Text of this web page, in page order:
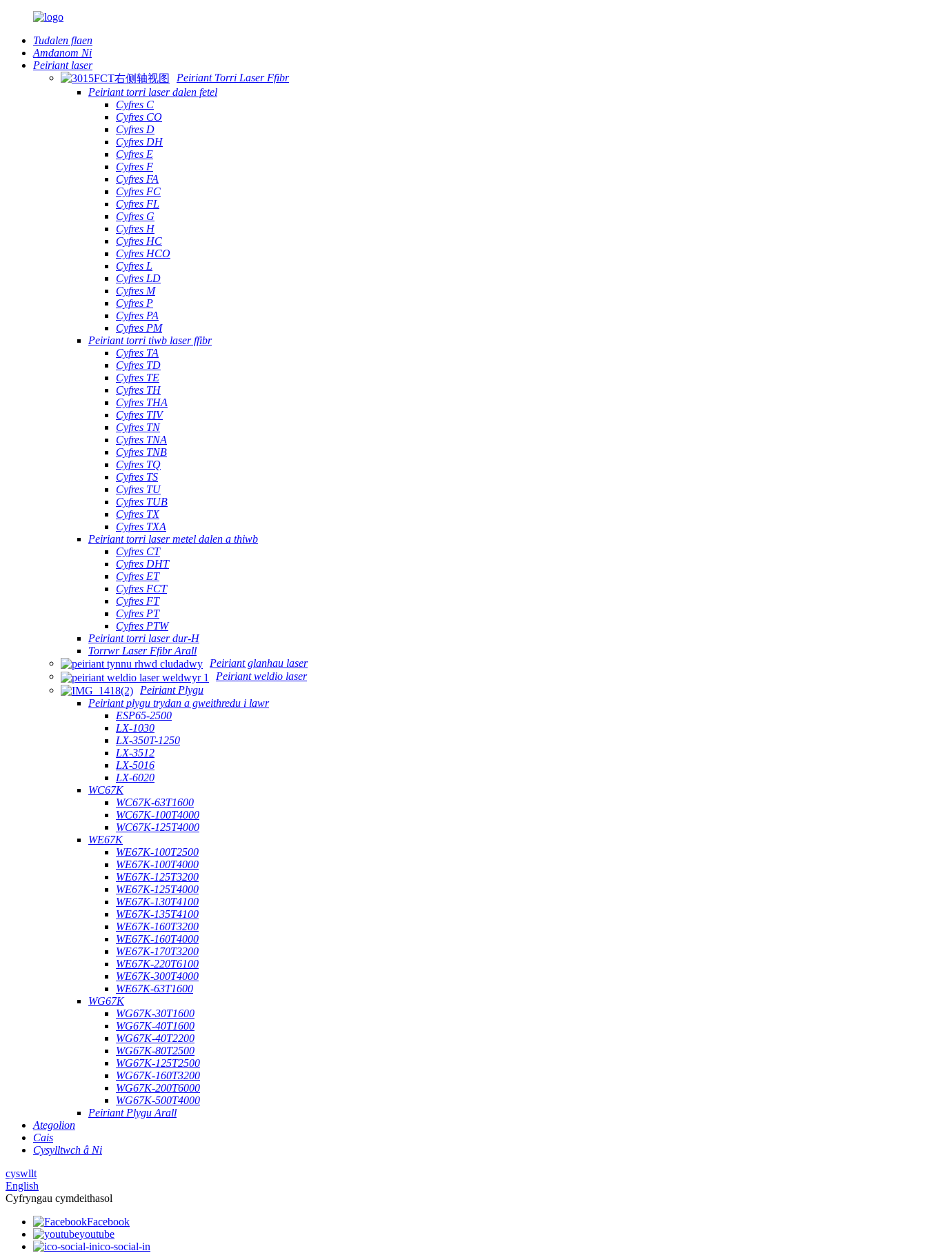
Tudalen flaen
Amdanom Ni
Peiriant laser
Peiriant Torri Laser Ffibr
Peiriant torri laser dalen fetel
Cyfres C
Cyfres CO
Cyfres D
Cyfres DH
Cyfres E
Cyfres F
Cyfres FA
Cyfres FC
Cyfres FL
Cyfres G
Cyfres H
Cyfres HC
Cyfres HCO
Cyfres L
Cyfres LD
Cyfres M
Cyfres P
Cyfres PA
Cyfres PM
Peiriant torri tiwb laser ffibr
Cyfres TA
Cyfres TD
Cyfres TE
Cyfres TH
Cyfres THA
Cyfres TIV
Cyfres TN
Cyfres TNA
Cyfres TNB
Cyfres TQ
Cyfres TS
Cyfres TU
Cyfres TUB
Cyfres TX
Cyfres TXA
Peiriant torri laser metel dalen a thiwb
Cyfres CT
Cyfres DHT
Cyfres ET
Cyfres FCT
Cyfres FT
Cyfres PT
Cyfres PTW
Peiriant torri laser dur-H
Torrwr Laser Ffibr Arall
Peiriant glanhau laser
Peiriant weldio laser
Peiriant Plygu
Peiriant plygu trydan a gweithredu i lawr
ESP65-2500
LX-1030
LX-350T-1250
LX-3512
LX-5016
LX-6020
WC67K
WC67K-63T1600
WC67K-100T4000
WC67K-125T4000
WE67K
WE67K-100T2500
WE67K-100T4000
WE67K-125T3200
WE67K-125T4000
WE67K-130T4100
WE67K-135T4100
WE67K-160T3200
WE67K-160T4000
WE67K-170T3200
WE67K-220T6100
WE67K-300T4000
WE67K-63T1600
WG67K
WG67K-30T1600
WG67K-40T1600
WG67K-40T2200
WG67K-80T2500
WG67K-125T2500
WG67K-160T3200
WG67K-200T6000
WG67K-500T4000
Peiriant Plygu Arall
Ategolion
Cais
Cysylltwch â Ni
cyswllt
English
Cyfryngau cymdeithasol
Facebook
youtube
ico-social-in